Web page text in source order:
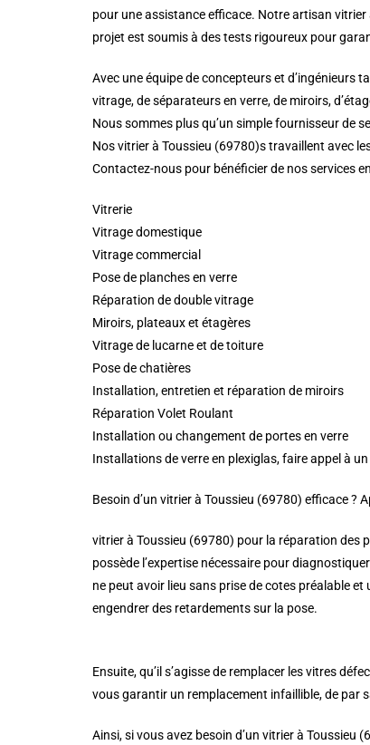
pour une assistance efficace. Notre artisan
projet est soumis à des tests rigoureux pour
Avec une équipe de concepteurs et
vitrage, de séparateurs en verre, de miroirs,
Nous sommes plus qu’un simple fournisseur de
Nos vitrier à Toussieu (69780)s travaillent avec
Contactez-nous pour bénéficier de nos services
Vitrerie
Vitrage domestique
Vitrage commercial
Pose de planches en verre
Réparation de double vitrage
Miroirs, plateaux et étagères
Vitrage de lucarne et de toiture
Pose de chatières
Installation, entretien et réparation de miroirs
Réparation Volet Roulant
Installation ou changement de portes en verre
Installations de verre en plexiglas, faire appel à
Besoin d’un vitrier à Toussieu (69780) efficace ?
vitrier à Toussieu (69780) pour la réparation des
possède l’expertise nécessaire pour
ne peut avoir lieu sans prise de cotes préalable
engendrer des retardements sur la pose.
Ensuite, qu’il s’agisse de remplacer les vitres
vous garantir un remplacement infaillible, de par
Ainsi, si vous avez besoin d’un vitrier à Toussieu